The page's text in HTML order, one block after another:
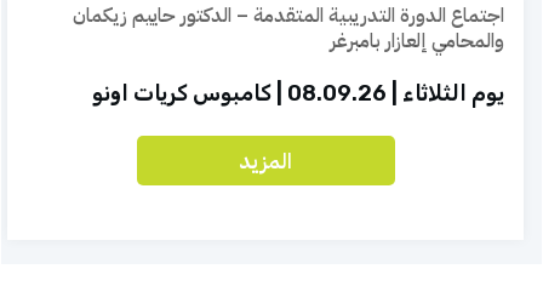
مسيرة تعليمية تحفظ الكرامة وتعزز الاحتواء
لأشخاص مع محدودية
نحو سوق العمل من مقاعد الثانوية: طلاب يتعلّمون
إدارة الأعمال والريادة بالتعاون مع الكليّة الأكاديميّة
أونو
اجتماع الدورة التدريبية المتقدمة – الدكتور حاييم زيكمان
والمحامي إلعازار بامبرغر
يوم الثلاثاء | 08.09.26 | كامبوس كريات اونو
المزيد